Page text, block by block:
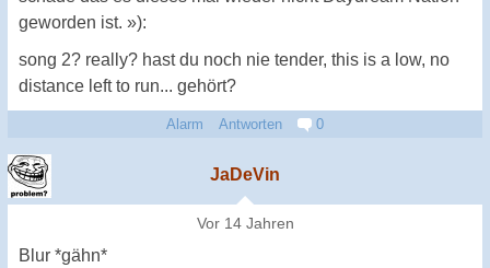
geworden ist. »):
song 2? really? hast du noch nie tender, this is a low, no
distance left to run... gehört?
Alarm Antworten 0
JaDeVin
Vor 14 Jahren
Blur *gähn*